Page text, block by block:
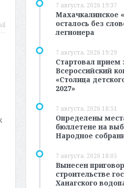
7 августа, 2026 19:37
Махачкалинское
осталось без
легионера
7 августа, 2026 19:29
Стартовал прием
Всероссийский
«Столица
2027»
7 августа, 2026 18:51
Определены
бюллетене на
Народное
7 августа, 2026 18:05
Вынесен
строительстве
Ханагского